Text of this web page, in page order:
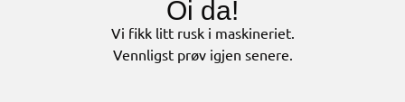
Oi da!
Vi fikk litt rusk i maskineriet.
Vennligst prøv igjen senere.